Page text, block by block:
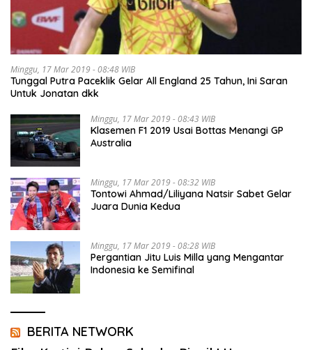
Minggu, 17 Mar 2019 - 08:48 WIB
Tunggal Putra Paceklik Gelar All England 25 Tahun, Ini Saran
Untuk Jonatan dkk
Minggu, 17 Mar 2019 - 08:43 WIB
Klasemen F1 2019 Usai Bottas Menangi GP
Australia
Minggu, 17 Mar 2019 - 08:32 WIB
Tontowi Ahmad/Liliyana Natsir Sabet Gelar
Juara Dunia Kedua
Minggu, 17 Mar 2019 - 08:28 WIB
Pergantian Jitu Luis Milla yang Mengantar
Indonesia ke Semifinal
BERITA NETWORK